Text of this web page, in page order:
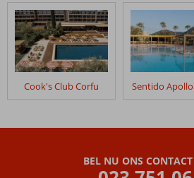
klanten
geschreven
na
hun
verblijf
Sandy
Beoordelingen
Cook's Club Corfu Sentido
BEL NU ONS CONTACT